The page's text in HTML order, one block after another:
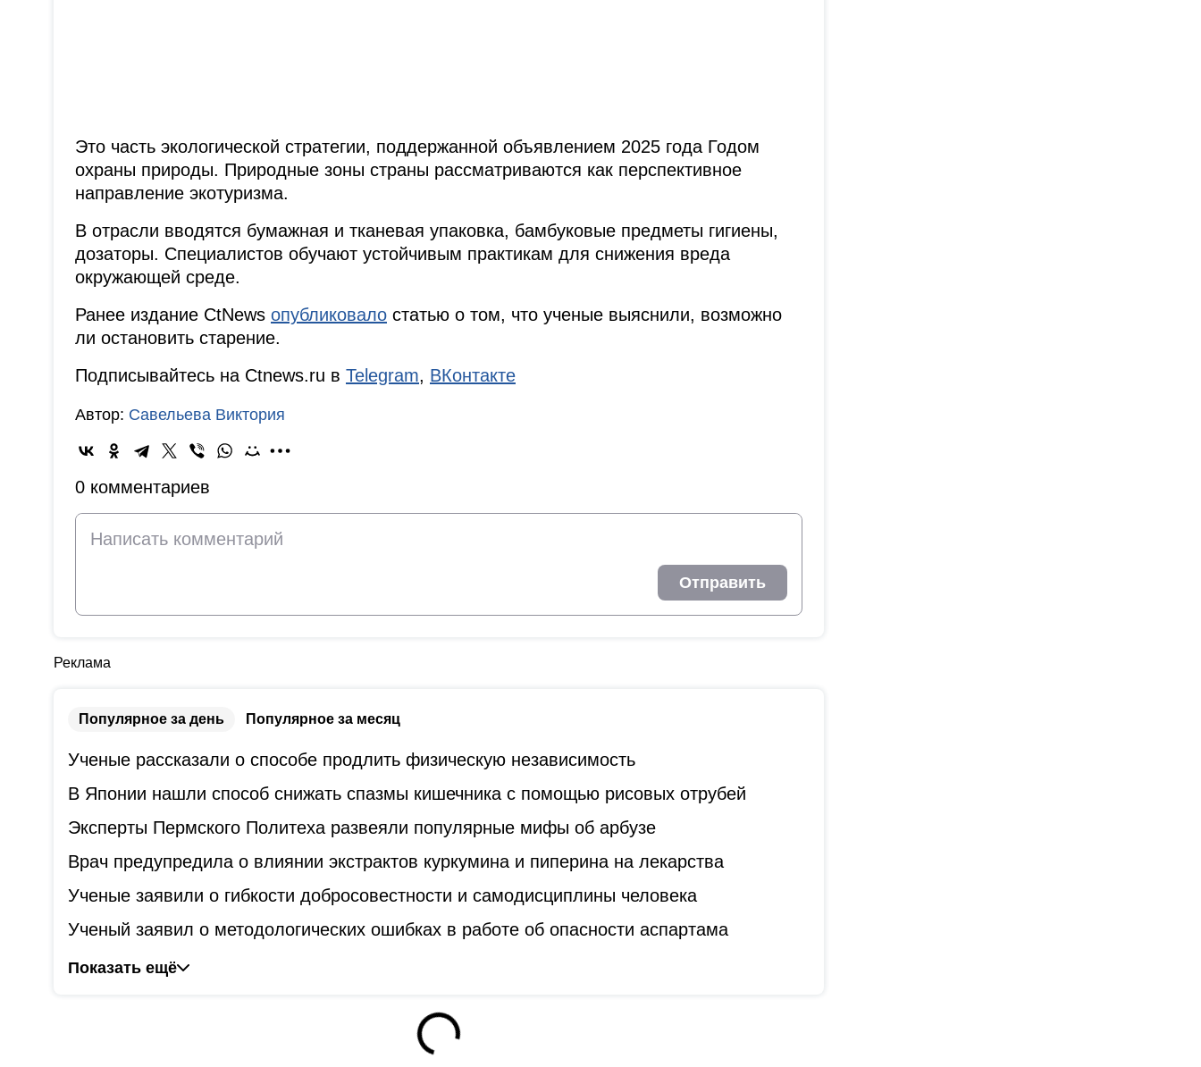
Это часть экологической стратегии, поддержанной объявлением 2025 года Годом
охраны природы. Природные зоны страны рассматриваются как перспективное
направление экотуризма.
В отрасли вводятся бумажная и тканевая упаковка, бамбуковые предметы гигиены,
дозаторы. Специалистов обучают устойчивым практикам для снижения вреда
окружающей среде.
Ранее издание CtNews опубликовало статью о том, что ученые выяснили, возможно
ли остановить старение.
Подписывайтесь на Ctnews.ru в Telegram, ВКонтакте
Автор: Савельева Виктория
0 комментариев
Отправить
Реклама
Популярное за день Популярное за месяц
Ученые рассказали о способе продлить физическую независимость
В Японии нашли способ снижать спазмы кишечника с помощью рисовых отрубей
Эксперты Пермского Политеха развеяли популярные мифы об арбузе
Врач предупредила о влиянии экстрактов куркумина и пиперина на лекарства
Ученые заявили о гибкости добросовестности и самодисциплины человека
Ученый заявил о методологических ошибках в работе об опасности аспартама
Показать ещё